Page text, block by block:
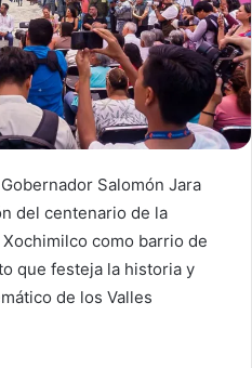
Salomón Jara
del centenario de la
como barrio de
que festeja la historia y
de los Valles